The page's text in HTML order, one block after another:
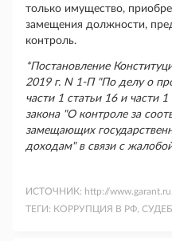
только имущество,
замещения должности,
контроль.
*Постановление
2019 г. N 1-П "По делу о
части 1 статьи 16 и части
закона "О контроле за
замещающих
доходам" в связи с
ИСТОЧНИК: http://
ТЕГИ: КОРРУПЦИЯ В РФ,